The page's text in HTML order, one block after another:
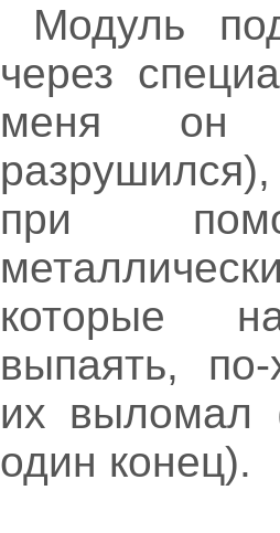
Модуль
через
меня он
при
которые
выпаять,
их выломал
один конец).